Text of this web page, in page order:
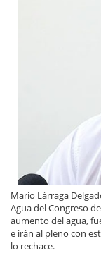
Mario Lárraga
Agua del Congreso
aumento del agua,
e irán al pleno con
lo rechace.